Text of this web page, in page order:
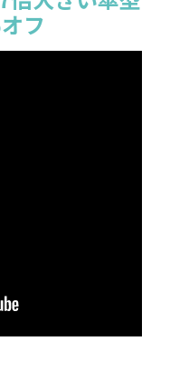
フ